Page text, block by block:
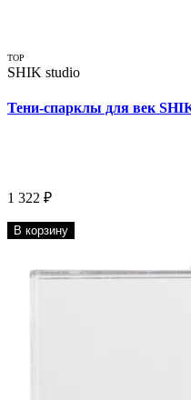
TOP
SHIK studio
Тени-спарклы для век
1 322 ₽
В корзину